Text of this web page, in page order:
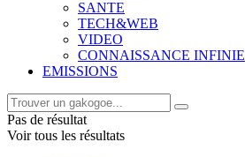
SANTE
TECH&WEB
VIDEO
CONNAISSANCE INFINIE
EMISSIONS
Pas de résultat
Voir tous les résultats